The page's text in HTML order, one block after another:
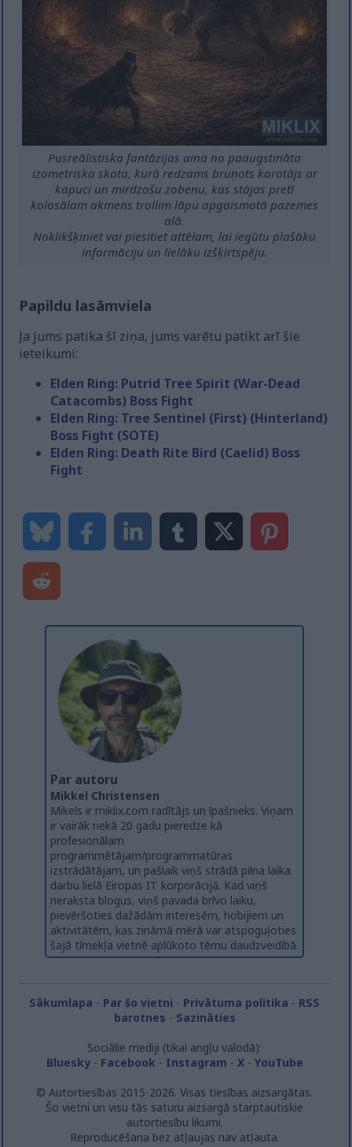
Pusreālistiska fantāzijas aina no paaugstināta
izometriska skata, kurā redzams bruņots karotājs ar
kapuci un mirdzošu zobenu, kas stājas pretī
kolosālam akmens trollim lāpu apgaismotā pazemes
alā.
Noklikšķiniet vai piesitiet attēlam, lai iegūtu plašāku
informāciju un lielāku izšķirtspēju.
Papildu lasāmviela
Ja jums patika šī ziņa, jums varētu patikt arī šie
ieteikumi:
Elden Ring: Putrid Tree Spirit (War-Dead
Catacombs) Boss Fight
Elden Ring: Tree Sentinel (First) (Hinterland)
Boss Fight (SOTE)
Elden Ring: Death Rite Bird (Caelid) Boss
Fight
Par autoru
Mikkel Christensen
Mikels ir miklix.com radītājs un īpašnieks. Viņam
ir vairāk nekā 20 gadu pieredze kā
profesionālam
programmētājam/programmatūras
izstrādātājam, un pašlaik viņš strādā pilna laika
darbu lielā Eiropas IT korporācijā. Kad viņš
neraksta blogus, viņš pavada brīvo laiku,
pievēršoties dažādām interesēm, hobijiem un
aktivitātēm, kas zināmā mērā var atspoguļoties
šajā tīmekļa vietnē aplūkoto tēmu daudzveidībā.
Sākumlapa - Par šo vietni - Privātuma politika - RSS
barotnes - Sazināties
Sociālie mediji (tikai angļu valodā):
Bluesky- Facebook - Instagram - X- YouTube
© Autortiesības 2015-2026. Visas tiesības aizsargātas.
Šo vietni un visu tās saturu aizsargā starptautiskie
autortiesību likumi.
Reproducēšana bez atļaujas nav atļauta.